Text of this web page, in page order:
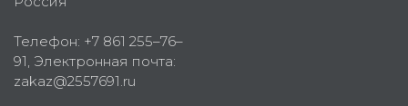
Телефон: +7 861 255–76–
91, Электронная почта:
zakaz@2557691.ru